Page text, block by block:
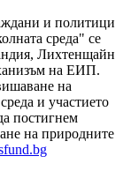
и политици
среда" се
Лихтенщайн
на ЕИП.
на
и участието
постигнем
на природните